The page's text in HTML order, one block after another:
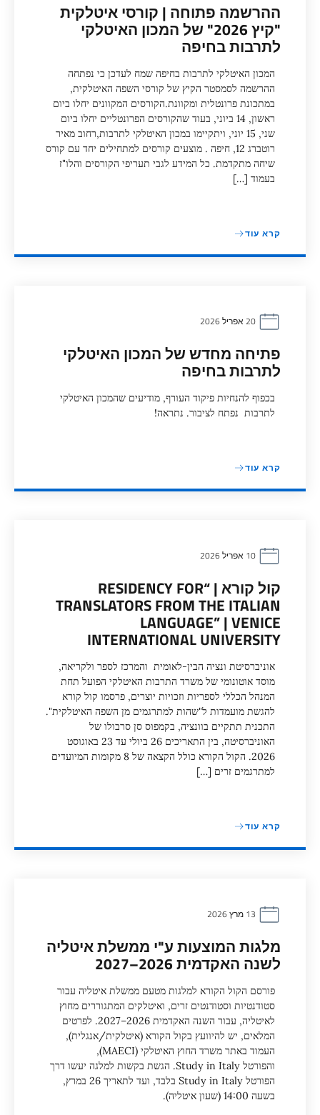
ההרשמה פתוחה | קורסי איטלקית
"קיץ 2026" של המכון האיטלקי
לתרבות בחיפה
המכון האיטלקי לתרבות בחיפה שמח לעדכן כי נפתחה
ההרשמה לסמסטר הקיץ של קורסי השפה האיטלקית,
במתכונת פרונטלית ומקוונת.הקורסים המקוונים יחלו ביום
ראשון, 14 ביוני, בעוד שהקורסים הפרונטליים יחלו ביום
שני, 15 יוני, ויתקיימו במכון האיטלקי לתרבות,רחוב מאיר
רוטברג 12, חיפה . מוצעים קורסים למתחילים יחד עם קורס
שיחה מתקדמת. כל המידע לגבי תעריפי הקורסים והלו"ז
בעמוד […]
קרא עוד
פתיחה מחדש של המכון האיטלקי
לתרבות בחיפה
בכפוף להנחיות פיקוד העורף, מודיעים שהמכון האיטלקי
לתרבות נפתח לציבור. נתראה!
קרא עוד
קול קורא | “RESIDENCY FOR
TRANSLATORS FROM THE ITALIAN
LANGUAGE” | VENICE
INTERNATIONAL UNIVERSITY
אוניברסיטת ונציה הבין-לאומית והמרכז לספר ולקריאה,
מוסד אוטונומי של משרד התרבות האיטלקי הפועל תחת
המנהל הכללי לספריות וזכויות יוצרים, פרסמו קול קורא
להגשת מועמדות ל"שהות למתרגמים מן השפה האיטלקית".
התכנית תתקיים בוונציה, בקמפוס סן סרבולו של
האוניברסיטה, בין התאריכים 26 ביולי עד 23 באוגוסט
2026. הקול הקורא כולל הקצאה של 8 מקומות המיועדים
למתרגמים זרים […]
קרא עוד
מלגות המוצעות ע"י ממשלת איטליה
לשנה האקדמית 2026–2027
פורסם הקול הקורא למלגות מטעם ממשלת איטליה עבור
סטודנטיות וסטודנטים זרים, ואיטלקים המתגוררים מחוץ
לאיטליה, עבור השנה האקדמית 2026–2027. לפרטים
המלאים, יש להיוועץ בקול הקורא (איטלקית/אנגלית),
העמוד באתר משרד החוץ האיטלקי (MAECI),
והפורטל Study in Italy. הגשת בקשות למלגה יעשו דרך
הפורטל Study in Italy בלבד, ועד לתאריך 26 במרץ,
בשעה 14:00 (שעון איטליה).